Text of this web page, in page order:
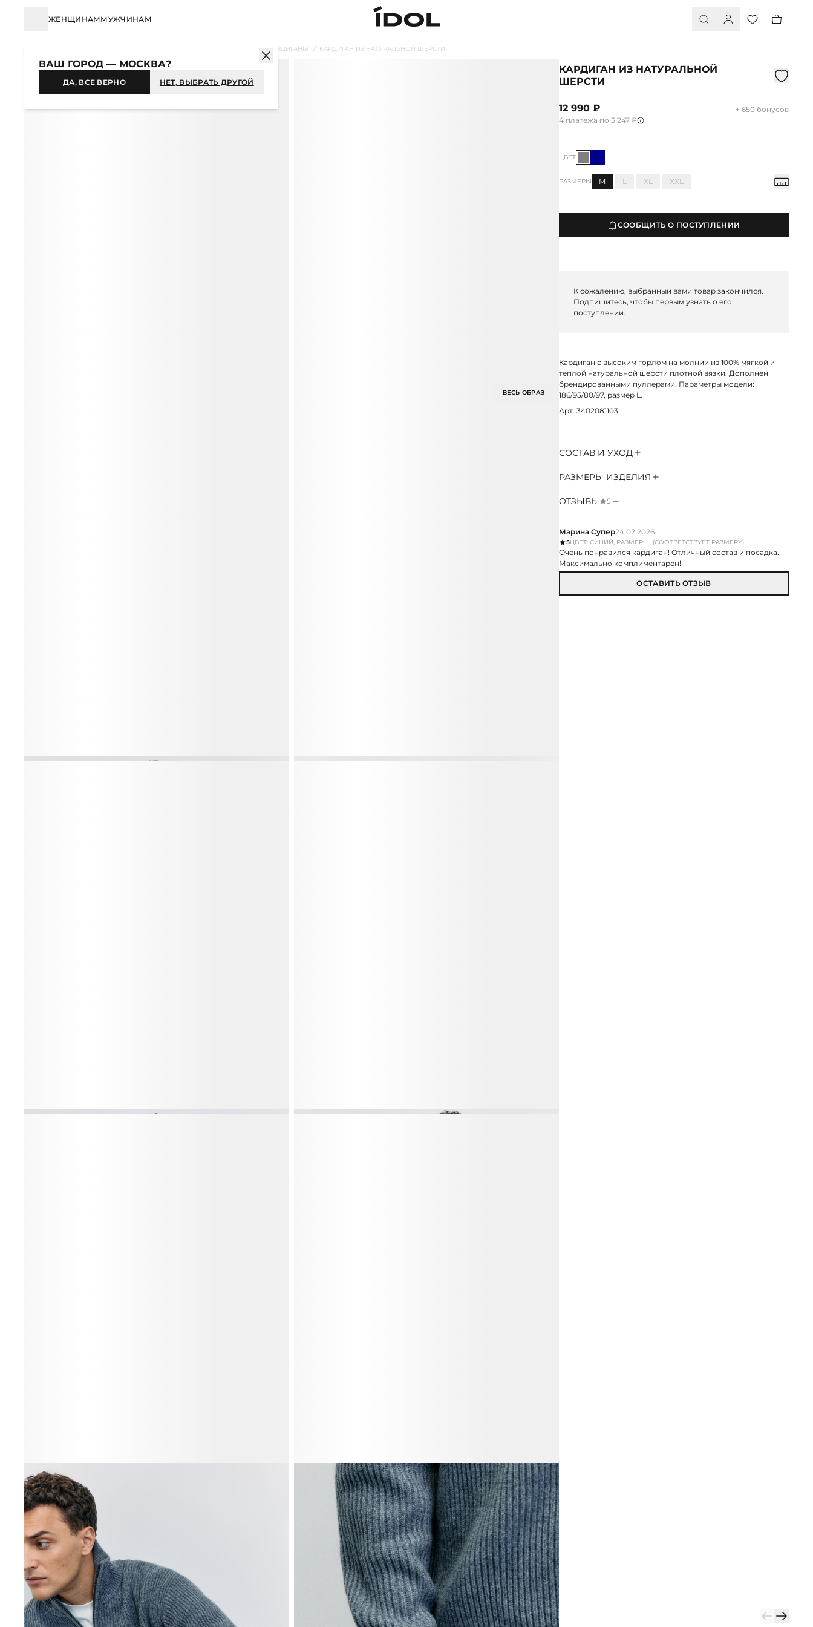
ЖЕНЩИНАММУЖЧИНАМ
КАРДИГАНЫ КАРДИГАН ИЗ НАТУРАЛЬНОЙ ШЕРСТИ
ВЕСЬ ОБРАЗ
КАРДИГАН ИЗ НАТУРАЛЬНОЙ
ШЕРСТИ
12 990 ₽
+ 650 бонусов
4 платежа по 3 247 ₽
ЦВЕТ
РАЗМЕРЫ M L XL XXL
СООБЩИТЬ О ПОСТУПЛЕНИИ
К сожалению, выбранный вами товар закончился.
Подпишитесь, чтобы первым узнать о его
поступлении.
Кардиган с высоким горлом на молнии из 100% мягкой и
теплой натуральной шерсти плотной вязки. Дополнен
брендированными пуллерами. Параметры модели:
186/95/80/97, размер L.
Арт. 3402081103
СОСТАВ И УХОД
РАЗМЕРЫ ИЗДЕЛИЯ
ОТЗЫВЫ 5
Марина Супер24.02.2026
5ЦВЕТ: СИНИЙ, РАЗМЕР: L, (СООТВЕТСТВУЕТ РАЗМЕРУ)
Очень понравился кардиган! Отличный состав и посадка.
Максимально комплиментарен!
ОСТАВИТЬ ОТЗЫВ
ПОХОЖИЕ ТОВАРЫ
ВАШ ГОРОД — МОСКВА?
ДА, ВСЕ ВЕРНО НЕТ, ВЫБРАТЬ ДРУГОЙ